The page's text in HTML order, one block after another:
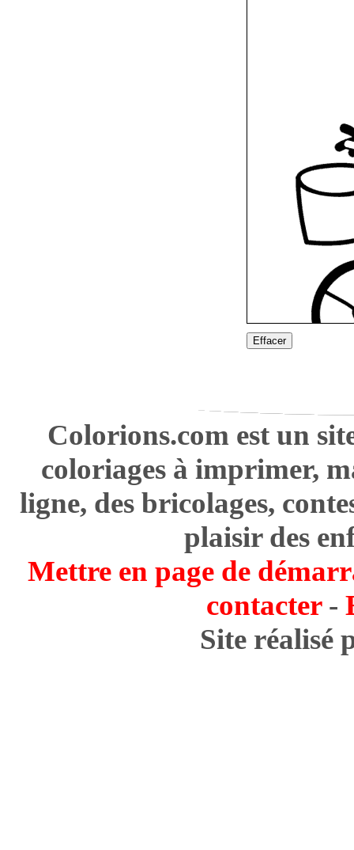
Effacer
Colorions.com est un
coloriages à imprimer,
ligne, des bricolages,
plaisir des
Mettre en page de
contacter-
Site réalisé